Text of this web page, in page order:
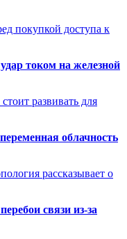
покупкой доступа к
током на железной
развивать для
облачность
рассказывает о
связи из-за